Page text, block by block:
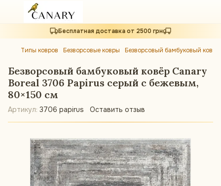
Бесплатная доставка от 2500 грн
Типы ковров Безворсовые ковры Безворсовый бамбуковый
Безворсовый бамбуковый ковёр Canary
Boreal 3706 Papirus серый с бежевым,
80×150 см
Артикул: 3706 papirus Оставить отзыв